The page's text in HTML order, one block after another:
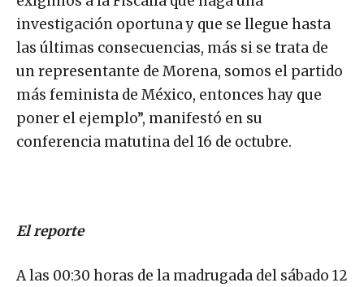
investigación oportuna y que se llegue hasta
las últimas consecuencias, más si se trata de
un representante de Morena, somos el partido
más feminista de México, entonces hay que
poner el ejemplo”, manifestó en su
conferencia matutina del 16 de octubre.
El reporte
A las 00:30 horas de la madrugada del sábado 12